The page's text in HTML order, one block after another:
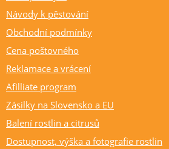
Návody k pěstování
Obchodní podmínky
Cena poštovného
Reklamace a vrácení
Afilliate program
Zásilky na Slovensko a EU
Balení rostlin a citrusů
Dostupnost, výška a fotografie rostlin